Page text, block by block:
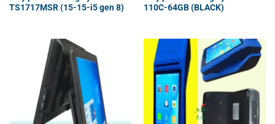
TS1717MSR (15-15-i5 gen 8)
110C-64GB (BLACK)